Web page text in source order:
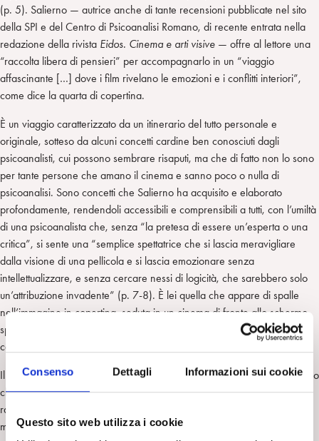
Consenso Dettagli Informazioni sui cookie
Questo sito web utilizza i cookie
(p. 5). Salierno — autrice anche di tante recensioni pubblicate nel sito
della SPI e del Centro di Psicoanalisi Romano, di recente entrata nella
redazione della rivista Eidos. Cinema e arti visive — offre al lettore una
“raccolta libera di pensieri” per accompagnarlo in un “viaggio
affascinante […] dove i film rivelano le emozioni e i conflitti interiori”,
come dice la quarta di copertina.
È un viaggio caratterizzato da un itinerario del tutto personale e
originale, sotteso da alcuni concetti cardine ben conosciuti dagli
psicoanalisti, cui possono sembrare risaputi, ma che di fatto non lo sono
per tante persone che amano il cinema e sanno poco o nulla di
psicoanalisi. Sono concetti che Salierno ha acquisito e elaborato
profondamente, rendendoli accessibili e comprensibili a tutti, con l’umiltà
di una psicoanalista che, senza “la pretesa di essere un’esperta o una
critica”, si sente una “semplice spettatrice che si lascia meravigliare
dalla visione di una pellicola e si lascia emozionare senza
intellettualizzare, e senza cercare nessi di logicità, che sarebbero solo
un’attribuzione invadente” (p. 7-8). È lei quella che appare di spalle
nell’immagine in copertina, seduta in un cinema di fronte allo schermo,
spettatrice privilegiata in attesa che si faccia “buio in sala” e vibrino le
corde dell’inconscio
Il libro è composto da quattro capitoli, arricchiti da materiale iconografico
che rimanda ai film citati. Nel primo Salierno affronta il tema del
rapporto tra cinema, sogno e rappresentazioni oniriche utilizzate da
maestri del cinema quali Pabst, Bergman, Lynch e Fellini, dedicando un